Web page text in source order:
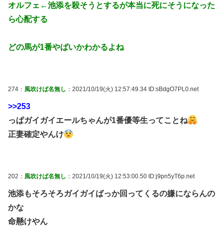
オルフェ←池添を殺そうとするが本当に死にそうになった
ら心配する
どの馬が1番やばいかわかるよね
274： 風吹けば名無し ：2021/10/19(火) 12:57:49.34 ID:sBdgO7PL0.net
>>253
っぱガイガイエールちゃんが1番優等生ってことね
正妻確定やんけ
202： 風吹けば名無し ：2021/10/19(火) 12:53:00.50 ID:j9pn5yT6p.net
池添もそろそろガイガイばっか回ってくるの嫌にならんの
かな
命懸けやん